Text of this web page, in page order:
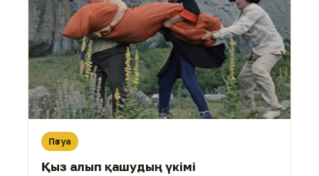
Пәтуа
Қыз алып қашудың үкімі